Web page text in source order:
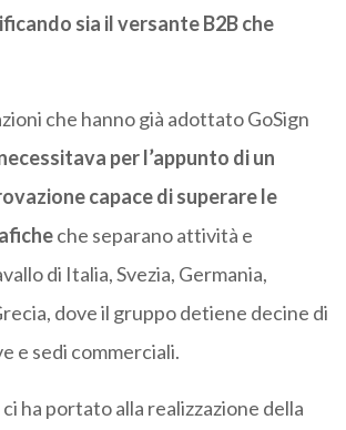
sia il versante B2B che
che hanno già adottato GoSign
per l’appunto di un
capace di superare le
che separano attività e
di Italia, Svezia, Germania,
dove il gruppo detiene decine di
e sedi commerciali.
ha portato alla realizzazione della